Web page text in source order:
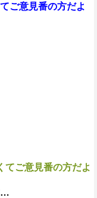
ご意見番の方だよ
てご意見番の方だよ
…